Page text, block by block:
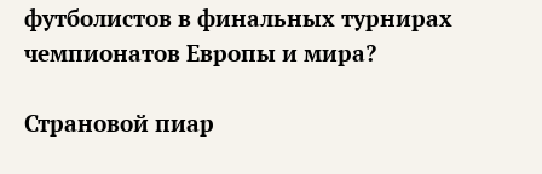
футболистов в финальных турнирах
чемпионатов Европы и мира?
Страновой пиар